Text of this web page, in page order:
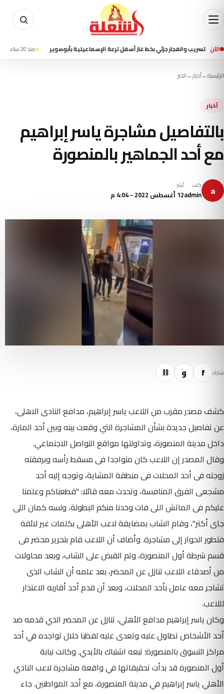
الآنوانفجار جزئي بخط غاز أسفل ترعة الإسماعيلية بأبوصوير منذ 20 ساعة إعلام
الرئيسية←أخبار←الخبر
أخبار
بالتفاصيل مشاجرة ياسر إبراهيم
مع أحد الجماهير بالمنصورة
a كتب
admin
نُشر
12 أغسطس 2022 - 4:04 م
شارك f و ⛓
كشف مصدر مقرب من اللاعب ياسر إبراهيم، مدافع النادى الاهلى،
عن تفاصيل جديدة بشأن المشاجرة التي وقعت بينه وبين أحد المارة،
داخل مدينة المنصورة، وتداولتها مواقع التواصل الاجتماعي.
وقال المصدر إن اللاعب كان متواجدا فى مسقط رأسه وبرفقته
زوجته فى أحد المحلات فى منطقة المشاية، وتوجه إليه أحد
مشجعى الفرق المنافسة، وتحدث معه قائلا: "قطعناكم وعلمنا
عليكم فى الماتش اللى فات وخدنا منكم البطولة، ولسه كمان اللى
جاى أكتر"، وقام الشاب بمضايقة لاعب الأهلى بكلمات غير لائقة
فتطور الحوار إلى مشاجرة. وأضاف أن اللاعب قام بتحرير محضر فى
قسم شرطة أول المنصورة، وتم القبض على الشاب، وبعد محاولات
من أصدقاء اللاعب تنازل عن المحضر، بعد علمه أن الشاب الذى
تشاجر معه عامل بأحد المحلات، وبعد أن قدم أحد أقاربه الاعتذار
لللاعب.
وكان ياسر إبراهيم مدافع الأهلي، تنازل عن المحضر الذي قدمه ضد
أحد الأشخاص تطاول عليه وتعدى عليه لفظيا خلال تواجده في أحد
مراكز التسوق بالمنصورة؛ تبعه اشتباك بالأيدي. وكانت نيابة
أول المنصورة قد بدأت تحقيقاتها في واقعة مشاجرة لاعب النادي
الأهلي ياسر إبراهيم في مدينة المنصورة، مع أحد المواطنين. جاء